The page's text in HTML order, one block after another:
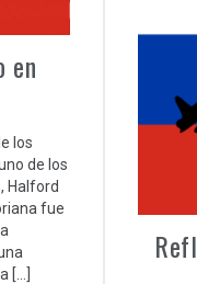
en
los
de los
Halford
fue
[…]